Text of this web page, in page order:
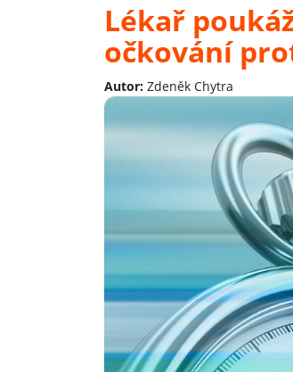
Lékař
očkování
Autor: Zdeněk Chytra